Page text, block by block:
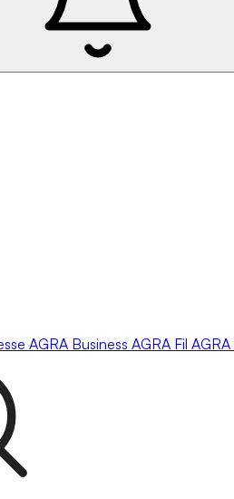
AGRA Business AGRA Fil AGRA